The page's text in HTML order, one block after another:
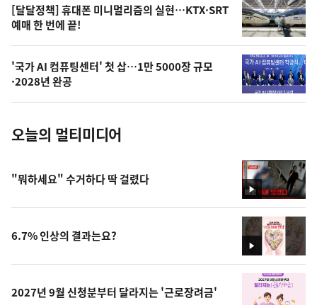
오
늘
의
사
진
[달달정책] 휴대폰 미니멀리즘의 실현…KTX·SRT
예매 한 번에 끝!
'국가 AI 컴퓨팅센터' 첫 삽…1만 5000장 규모
·2028년 완공
오늘의 멀티미디어
영
상
"뭐하세요" 수거하다 딱 걸렸다
영
상
6.7% 인상의 결과는요?
2027년 9월 신청분부터 달라지는 '근로장려금'